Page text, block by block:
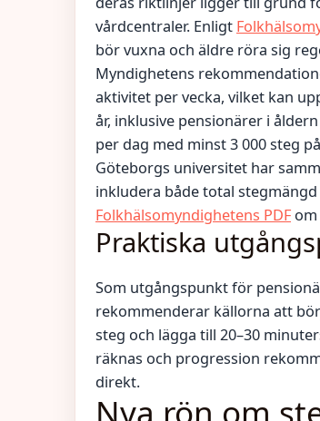
vårdcentraler. Enligt
bör vuxna och äldre röra sig
Myndighetens
aktivitet per vecka, vilket kan
år, inklusive pensionärer i
per dag med minst 3 000 steg
Göteborgs universitet har
inkludera både total
Folkhälsomyndighetens PDF
Praktiska
Som utgångspunkt för
rekommenderar källorna att
steg och lägga till 20–30
räknas och progression
direkt.
Nya rön om